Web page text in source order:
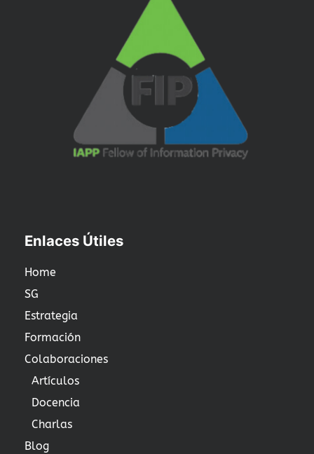
Enlaces Útiles
Home
SG
Estrategia
Formación
Colaboraciones
Artículos
Docencia
Charlas
Blog